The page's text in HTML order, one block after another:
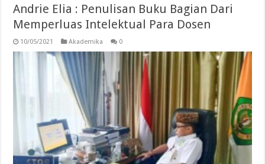
Andrie Elia : Penulisan Buku Bagian Dari
Memperluas Intelektual Para Dosen
10/05/2021 Akademika 0